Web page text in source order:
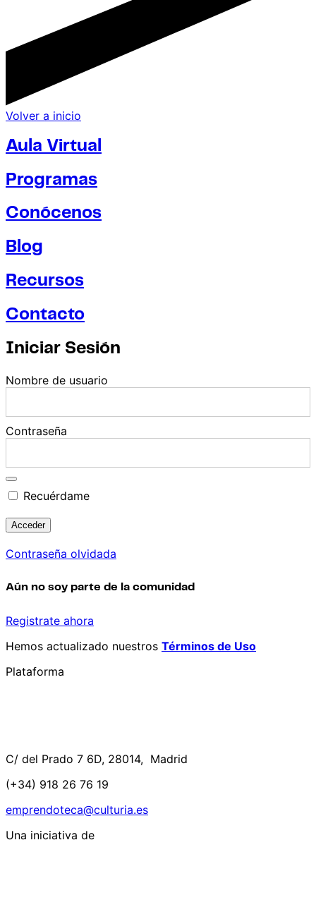
Volver a inicio
Aula Virtual
Programas
Conócenos
Blog
Recursos
Contacto
Iniciar Sesión
Nombre de usuario
Contraseña
Recuérdame
Contraseña olvidada
Aún no soy parte de la comunidad
Registrate ahora
Hemos actualizado nuestros Términos de Uso
Plataforma
C/ del Prado 7 6D, 28014, Madrid
(+34) 918 26 76 19
emprendoteca@culturia.es
Una iniciativa de